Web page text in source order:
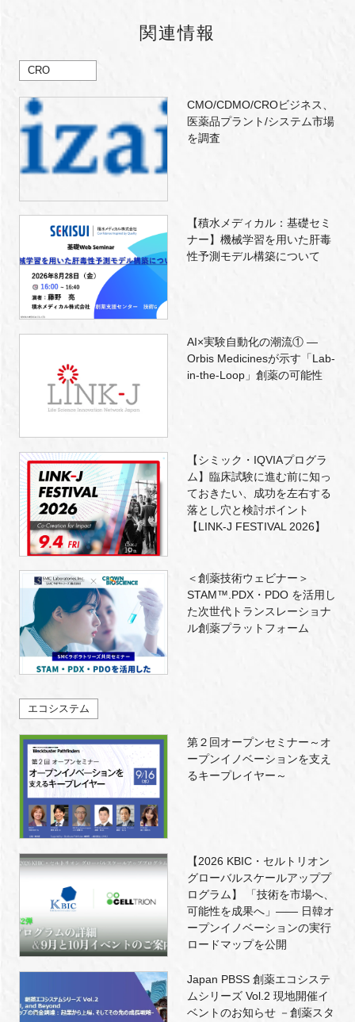
関連情報
CRO
CMO/CDMO/CROビジネス、
医薬品プラント/システム市場
を調査
【積水メディカル：基礎セミ
ナー】機械学習を用いた肝毒
性予測モデル構築について
AI×実験自動化の潮流① ―
Orbis Medicinesが示す「Lab-
in-the-Loop」創薬の可能性
【シミック・IQVIAプログラ
ム】臨床試験に進む前に知っ
ておきたい、成功を左右する
落とし穴と検討ポイント
【LINK-J FESTIVAL 2026】
＜創薬技術ウェビナー＞
STAM™.PDX・PDO を活用し
た次世代トランスレーショナ
ル創薬プラットフォーム
エコシステム
第２回オープンセミナー～オ
ープンイノベーションを支え
るキープレイヤー～
【2026 KBIC・セルトリオン
グローバルスケールアッププ
ログラム】 「技術を市場へ、
可能性を成果へ」―― 日韓オ
ープンイノベーションの実行
ロードマップを公開
Japan PBSS 創薬エコシステ
ムシリーズ Vol.2 現地開催イ
ベントのお知らせ －創薬スタ